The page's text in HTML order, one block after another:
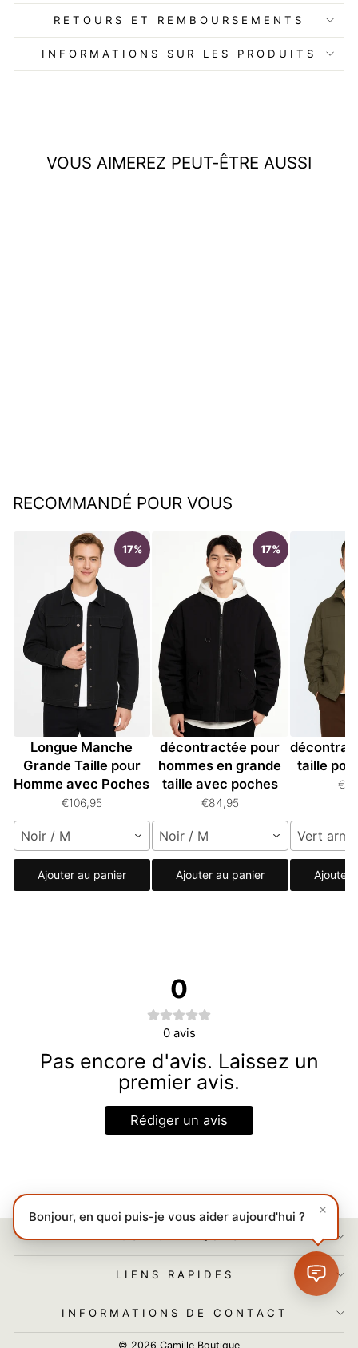
RETOURS ET REMBOURSEMENTS
INFORMATIONS SUR LES PRODUITS
VOUS AIMEREZ PEUT-ÊTRE AUSSI
RECOMMANDÉ POUR VOUS
17%
Veste à Boutons
Longue Manche
Grande Taille pour
Homme avec Poches
€106,95
Noir / M
Ajouter au panier
17%
Veste zippée
décontractée pour
hommes en grande
taille avec poches
€84,95
Noir / M
Ajouter au panier
Veste
taille
Vert
Ajouter
0
0 avis
Pas encore d'avis. Laissez un
premier avis.
Rédiger un avis
NOS POLITIQUES
LIENS RAPIDES
INFORMATIONS DE CONTACT
© 2026 Camille Boutique
Bonjour, en quoi puis-je vous aider aujourd'hui ?